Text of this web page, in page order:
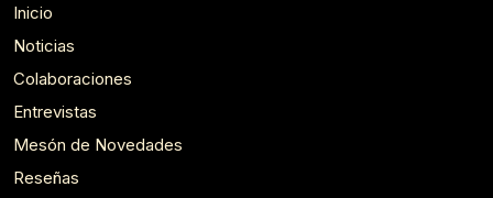
Inicio
Noticias
Colaboraciones
Entrevistas
Mesón de Novedades
Reseñas